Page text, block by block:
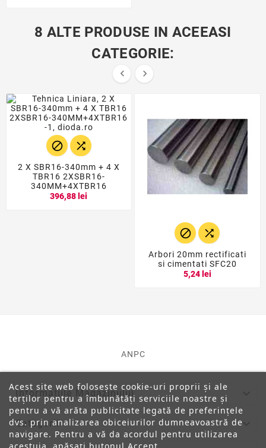
8 ALTE PRODUSE IN ACEEASI
CATEGORIE:
 
 
2 X SBR16-340mm + 4 X
TBR16 2XSBR16-
340MM+4XTBR16
396,88 lei
 
Arbori 20mm rectificati
si cimentati SFC20
5,24 lei
ANPC
Informatiile Magazinului
Categorii 
Acest site web folosește cookie-uri proprii și ale
terților pentru a îmbunătăți serviciile noastre și
pentru a vă arăta publicitate legată de preferințele
dvs. prin analizarea obiceiurilor dumneavoastră de
navigare. Pentru a vă da acordul pentru utilizarea